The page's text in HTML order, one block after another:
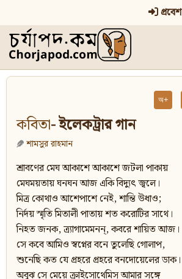
প্রবেশ
অ+
কবিতা- ইলেকট্রার গান
শামসুর রাহমান
শ্রাবণের মেঘ আকাশে আকাশে জটলা পাকায়
মেঘময়তায় ঘনঘন আজ একি বিদ্যুৎ জ্বলে।
মিত্র কোথাও আশেপাশে নেই, শান্তি উধাও;
নির্দয় স্মৃতি মিতালী পাতায় শত করোটির সাথে।
নিহত জনক, ত্র্যাগামেমনন্‌, কবরে শায়িত আজ।
সে কবে আমিও স্বপ্নের বনে তুলেছি গোলাপ,
শুনেছি কত যে প্রহরে প্রহরে বনদোয়েলের ডাক।
অবুঝ সে মেয়ে ক্রাইসোথেমিস্‌ আমার সঙ্গে